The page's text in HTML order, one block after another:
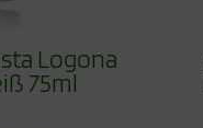
Logona
75ml